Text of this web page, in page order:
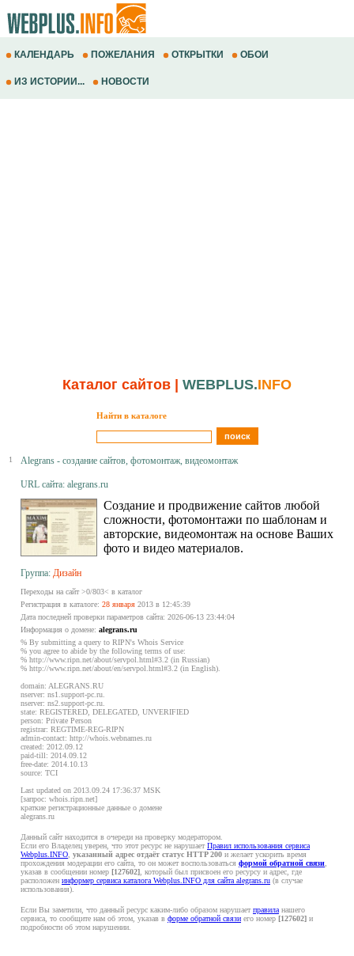
КАЛЕНДАРЬ ПОЖЕЛАНИЯ ОТКРЫТКИ ОБОИ
ИЗ ИСТОРИИ... НОВОСТИ
Каталог сайтов WEBPLUS.INFO
Найти в каталоге
1 Alegrans - создание сайтов, фотомонтаж, видеомонтаж
URL сайта: alegrans.ru
Создание и продвижение сайтов любой
сложности, фотомонтажи по шаблонам и
авторские, видеомонтаж на основе Ваших
фото и видео материалов.
Группа: Дизайн
Переходы на сайт >0/803< в каталог
Регистрация в каталоге: 28 января 2013 в 12:45:39
Дата последней проверки параметров сайта: 2026-06-13 23:44:04
Информация о домене: alegrans.ru
% By submitting a query to RIPN's Whois Service
% you agree to abide by the following terms of use:
% http://www.ripn.net/about/servpol.html#3.2 (in Russian)
% http://www.ripn.net/about/en/servpol.html#3.2 (in English).
domain: ALEGRANS.RU
nserver: ns1.support-pc.ru.
nserver: ns2.support-pc.ru.
state: REGISTERED, DELEGATED, UNVERIFIED
person: Private Person
registrar: REGTIME-REG-RIPN
admin-contact: http://whois.webnames.ru
created: 2012.09.12
paid-till: 2014.09.12
free-date: 2014.10.13
source: TCI
Last updated on 2013.09.24 17:36:37 MSK
[запрос: whois.ripn.net]
краткие регистрационные данные о домене
alegrans.ru
Данный сайт находится в очереди на проверку модератором.
Если его Владелец уверен, что этот ресурс не нарушаетПравил использования сервиса
Webplus.INFO указанный адрес отдаёт статус HTTP 200 и желает ускорить время
прохождения модерации его сайта, то он может воспользоваться формой обратной связи
указав в сообщении номер [127602] , который был присвоен его ресурсу и адрес, где
расположен информер сервиса каталога Webplus.INFO для сайта alegrans.ru (в случае
использования).
Если Вы заметили, что данный ресурс каким-либо образом нарушаетправила нашего
сервиса, то сообщите нам об этом, указав в форме обратной связи его номер [127602] и
подробности об этом нарушении.